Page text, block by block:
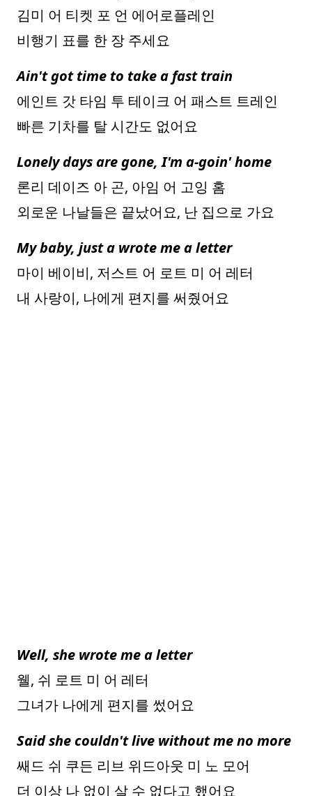
김미 어 티켓 포 언 에어로플레인
비행기 표를 한 장 주세요
Ain't got time to take a fast train
에인트 갓 타임 투 테이크 어 패스트 트레인
빠른 기차를 탈 시간도 없어요
Lonely days are gone, I'm a-goin' home
론리 데이즈 아 곤, 아임 어 고잉 홈
외로운 나날들은 끝났어요, 난 집으로 가요
My baby, just a wrote me a letter
마이 베이비, 저스트 어 로트 미 어 레터
내 사랑이, 나에게 편지를 써줬어요
Well, she wrote me a letter
웰, 쉬 로트 미 어 레터
그녀가 나에게 편지를 썼어요
Said she couldn't live without me no more
쌔드 쉬 쿠든 리브 위드아웃 미 노 모어
더 이상 나 없이 살 수 없다고 했어요